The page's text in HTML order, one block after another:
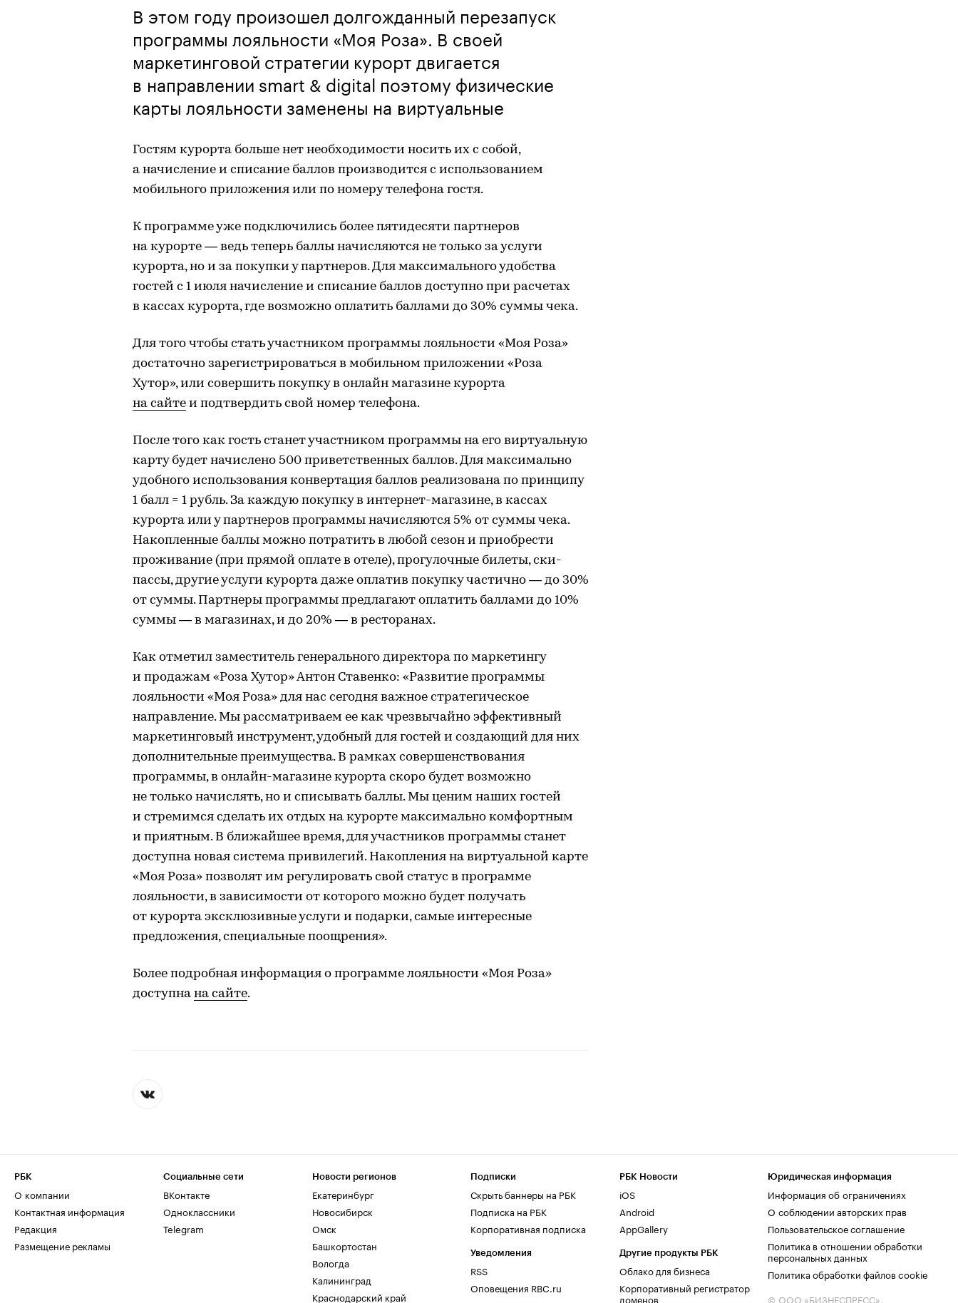
В этом году произошел долгожданный перезапуск
программы лояльности «Моя Роза». В своей
маркетинговой стратегии курорт двигается
в направлении smart & digital поэтому физические
карты лояльности заменены на виртуальные
Гостям курорта больше нет необходимости носить их с собой,
а начисление и списание баллов производится с использованием
мобильного приложения или по номеру телефона гостя.
К программе уже подключились более пятидесяти партнеров
на курорте — ведь теперь баллы начисляются не только за услуги
курорта, но и за покупки у партнеров. Для максимального удобства
гостей с 1 июля начисление и списание баллов доступно при расчетах
в кассах курорта, где возможно оплатить баллами до 30% суммы чека.
Для того чтобы стать участником программы лояльности «Моя Роза»
достаточно зарегистрироваться в мобильном приложении «Роза
Хутор», или совершить покупку в онлайн магазине курорта
на сайте и подтвердить свой номер телефона.
После того как гость станет участником программы на его виртуальную
карту будет начислено 500 приветственных баллов. Для максимально
удобного использования конвертация баллов реализована по принципу
1 балл = 1 рубль. За каждую покупку в интернет-магазине, в кассах
курорта или у партнеров программы начисляются 5% от суммы чека.
Накопленные баллы можно потратить в любой сезон и приобрести
проживание (при прямой оплате в отеле), прогулочные билеты, ски-
пассы, другие услуги курорта даже оплатив покупку частично — до 30%
от суммы. Партнеры программы предлагают оплатить баллами до 10%
суммы — в магазинах, и до 20% — в ресторанах.
Как отметил заместитель генерального директора по маркетингу
и продажам «Роза Хутор» Антон Ставенко: «Развитие программы
лояльности «Моя Роза» для нас сегодня важное стратегическое
направление. Мы рассматриваем ее как чрезвычайно эффективный
маркетинговый инструмент, удобный для гостей и создающий для них
дополнительные преимущества. В рамках совершенствования
программы, в онлайн-магазине курорта скоро будет возможно
не только начислять, но и списывать баллы. Мы ценим наших гостей
и стремимся сделать их отдых на курорте максимально комфортным
и приятным. В ближайшее время, для участников программы станет
доступна новая система привилегий. Накопления на виртуальной карте
«Моя Роза» позволят им регулировать свой статус в программе
лояльности, в зависимости от которого можно будет получать
от курорта эксклюзивные услуги и подарки, самые интересные
предложения, специальные поощрения».
Более подробная информация о программе лояльности «Моя Роза»
доступна на сайте.
РБК
О компании
Контактная информация
Редакция
Размещение рекламы
Социальные сети
ВКонтакте
Одноклассники
Telegram
Новости регионов
Екатеринбург
Новосибирск
Омск
Башкортостан
Вологда
Калининград
Краснодарский край
Подписки
Скрыть баннеры на РБК
Подписка на РБК
Корпоративная подписка
Уведомления
RSS
Оповещения RBC.ru
РБК Новости
iOS
Android
AppGallery
Другие продукты РБК
Облако для бизнеса
Корпоративный регистратор
доменов
Юридическая информация
Информация об ограничениях
О соблюдении авторских прав
Пользовательское соглашение
Политика в отношении обработки
персональных данных
Политика обработки файлов cookie
© ООО «БИЗНЕСПРЕСС»,